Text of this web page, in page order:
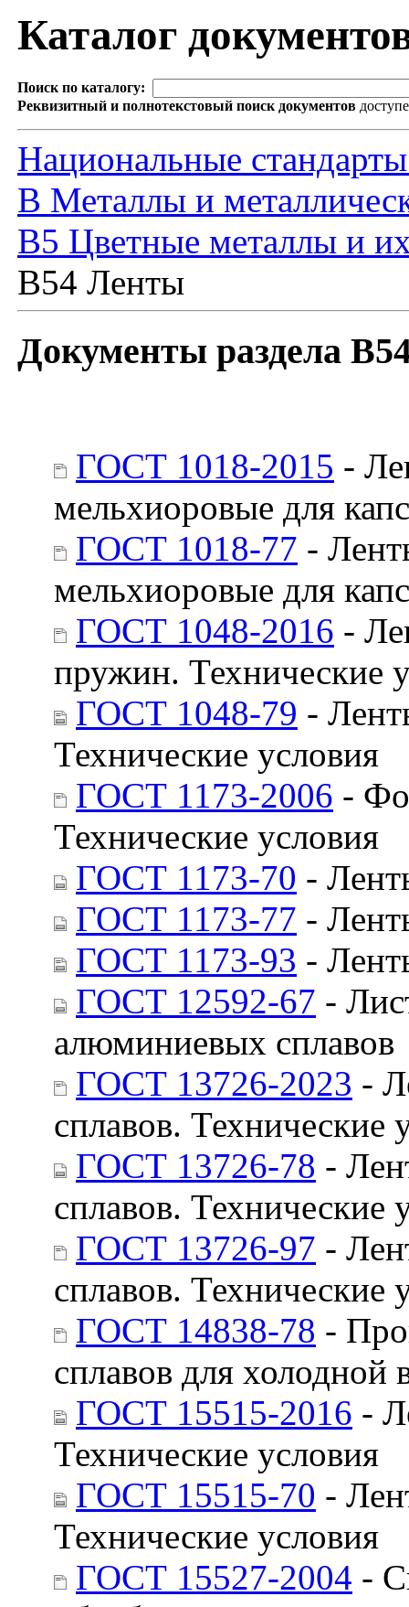
Каталог
Поиск по каталогу:
Реквизитный и полнотекстовый поиск документов
Национальные
В Металлы и
В5 Цветные металлы и
В54 Ленты
Документы раздела
ГОСТ 1018-2015 -
мельхиоровые для
ГОСТ 1018-77 -
мельхиоровые для
ГОСТ 1048-2016 -
пружин. Технические
ГОСТ 1048-79 -
Технические условия
ГОСТ 1173-2006 -
Технические условия
ГОСТ 1173-70 -
ГОСТ 1173-77 -
ГОСТ 1173-93 -
ГОСТ 12592-67 -
алюминиевых сплавов
ГОСТ 13726-2023 -
сплавов. Технические
ГОСТ 13726-78 -
сплавов. Технические
ГОСТ 13726-97 -
сплавов. Технические
ГОСТ 14838-78 -
сплавов для холодной
ГОСТ 15515-2016 -
Технические условия
ГОСТ 15515-70 -
Технические условия
ГОСТ 15527-2004 -